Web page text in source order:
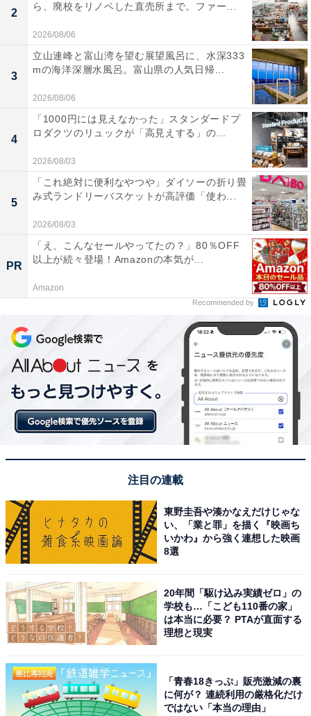
2
ら、廃校をリノベした直売所まで。ファー...
2026/08/06
3
立山連峰と富山湾を望む展望風呂に、水深333
mの海洋深層水風呂。富山県の人気日帰...
2026/08/06
4
「1000円には見えなかった」スタンダードプ
ロダクツのリュックが「高見えする」の...
2026/08/03
5
「これ絶対に便利なやつや」ダイソーの折り畳
み式ランドリーバスケットが高評価「使わ...
2026/08/03
PR
「え、こんなセールやってたの？」80％OFF
以上が続々登場！Amazonの本気が...
Amazon
Recommended by
注目の連載
東野圭吾や湊かなえだけじゃな
い、「業と罪」を描く『映画ち
いかわ』から強く連想した映画
8選
20年間「駆け込み実績ゼロ」の
学校も…「こども110番の家」
は本当に必要？ PTAが直面する
理想と現実
「青春18きっぷ」販売激減の裏
に何が？ 連続利用の厳格化だけ
ではない「本当の理由」